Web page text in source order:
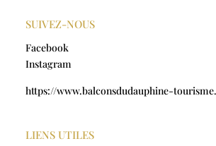
SUIVEZ-NOUS
Facebook
Instagram
https://www.balconsdudauphine-
LIENS UTILES